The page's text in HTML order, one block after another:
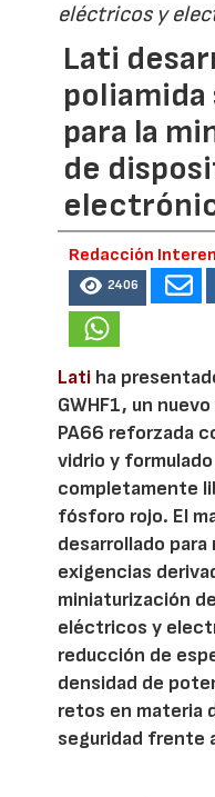
eléctricos y
Lati
poliamida
para la
de
Redacción
2406
Lati ha
GWHF1, un
PA66 reforzada
vidrio y
completamente
fósforo rojo. El
desarrollado para
exigencias
miniaturización
eléctricos y
reducción de
densidad de
retos en materia
seguridad frente